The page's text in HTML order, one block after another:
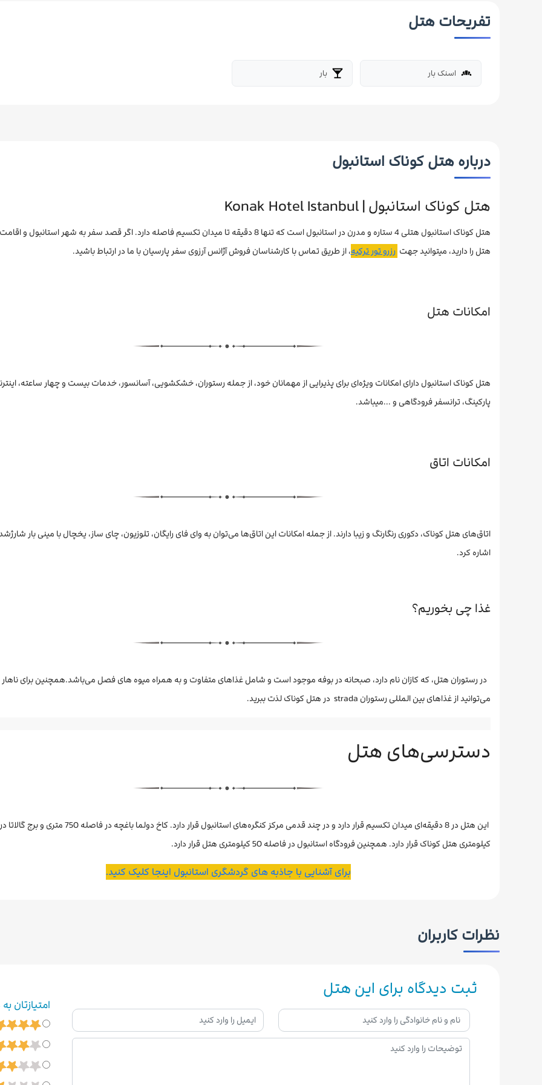
تفریحات هتل
bakery_dining اسنک بار local_bar بار
درباره هتل کوناک استانبول
هتل کوناک استانبول | Konak Hotel Istanbul
هتل کوناک استانبول هتلی 4 ستاره و مدرن در استانبول است که تنها 8 دقیقه تا میدان تکسیم فاصله دارد. اگر قصد سفر به شهر استانبول و
هتل را دارید، میتوانید جهت رزرو تور ترکیه، از طریق تماس با کارشناسان فروش آژانس آرزوی سفر پارسیان با ما در ارتباط باشید.
امکانات هتل
هتل کوناک استانبول دارای امکانات ویژه‌ای برای پذیرایی از مهمانان خود، از جمله رستوران، خشکشویی، آسانسور، خدمات بیست و چهار ساعته،
پارکینگ، ترانسفر فرودگاهی و ...میباشد.
امکانات اتاق
اتاق‌های هتل کوناک، دکوری رنگارنگ و زیبا دارند. از جمله امکانات این اتاق‌ها می‌توان به وای فای رایگان، تلوزیون، چای ساز، یخچال با مینی بار
اشاره کرد.
غذا چی بخوریم؟
در رستوران هتل، که کازان نام دارد، صبحانه در بوفه موجود است و شامل غذاهای متفاوت و به همراه میوه های فصل می‌باشد.همچنین برای
می‌توانید از غذاهای بین المللی رستوران strada در هتل کوناک لذت ببرید.
دسترسی‌های هتل
کیلومتری هتل کوناک قرار دارد. همچنین فرودگاه استانبول در فاصله 50 کیلومتری هتل قرار دارد.
برای آشنایی با جاذبه های گردشگری استانبول اینجا کلیک کنید.
نظرات کاربران
ثبت دیدگاه برای این هتل
امتیازتان